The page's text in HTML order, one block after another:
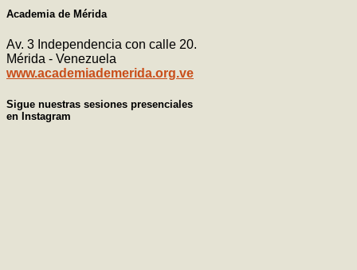
Academia de Mérida
Av. 3 Independencia con calle 20.
Mérida - Venezuela
www.academiademerida.org.ve
Sigue nuestras sesiones presenciales
en Instagram